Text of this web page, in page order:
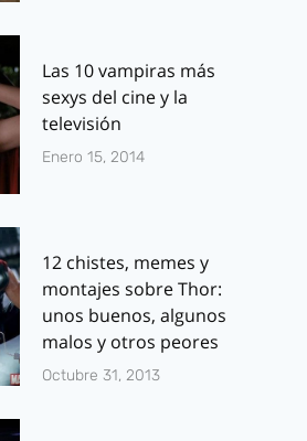
Las 10 vampiras más
sexys del cine y la
televisión
Enero 15, 2014
12 chistes, memes y
montajes sobre Thor:
unos buenos, algunos
malos y otros peores
Octubre 31, 2013